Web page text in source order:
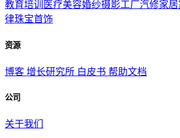
教育培训 医疗美容婚纱摄影工厂汽修家
律珠宝首饰
资源
博客 增长研究所 白皮书 帮助文档
公司
关于我们